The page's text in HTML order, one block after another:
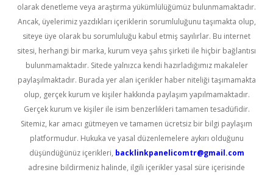
olarak denetleme veya araştırma yükümlülüğümüz bulunmamaktadır.
Ancak, üyelerimiz yazdıkları içeriklerin sorumluluğunu taşımakta olup,
siteye üye olarak bu sorumluluğu kabul etmiş sayılırlar. Bu internet
sitesi, herhangi bir marka, kurum veya şahıs şirketi ile hiçbir bağlantısı
bulunmamaktadır. Sitede yalnızca kendi hazırladığımız makaleler
paylaşılmaktadır. Burada yer alan içerikler haber niteliği taşımamakta
olup, gerçek kurum ve kişiler hakkında paylaşım yapılmamaktadır.
Gerçek kurum ve kişiler ile isim benzerlikleri tamamen tesadüfidir.
Sitemiz, kar amacı gütmeyen ve tamamen ücretsiz bir bilgi paylaşım
platformudur. Hukuka ve yasal düzenlemelere aykırı olduğunu
düşündüğünüz içerikleri, backlinkpanelicomtr@gmail.com
adresine bildirmeniz halinde, ilgili içerikler yasal süre içerisinde